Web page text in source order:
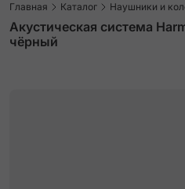
Главная Каталог Наушники и
Акустическая система
чёрный